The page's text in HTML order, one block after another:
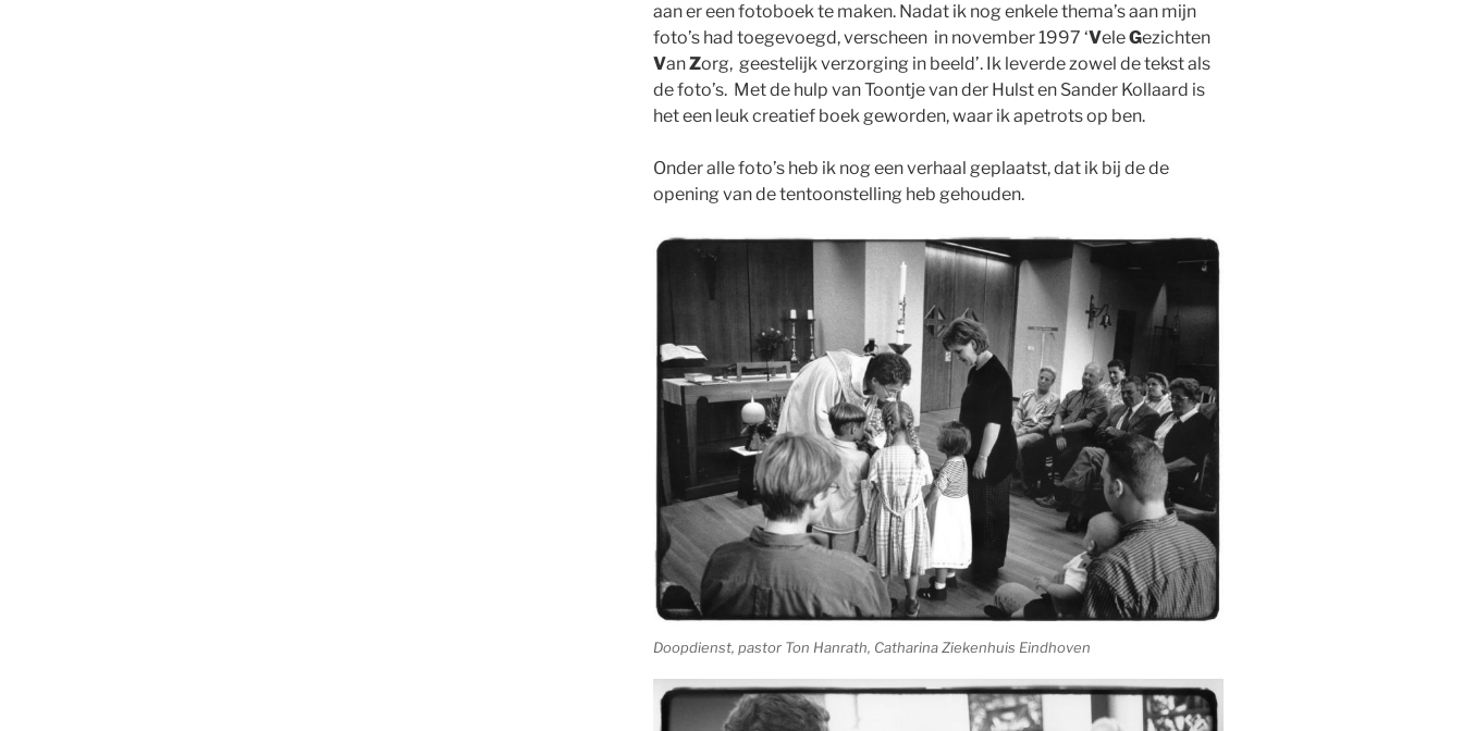
aan er een fotoboek te maken. Nadat ik nog enkele thema’s aan mijn
foto’s had toegevoegd, verscheen in november 1997 ‘VeleGezichten
VanZorg, geestelijk verzorging in beeld’. Ik leverde zowel de tekst als
de foto’s. Met de hulp van Toontje van der Hulst en Sander Kollaard is
het een leuk creatief boek geworden, waar ik apetrots op ben.
Onder alle foto’s heb ik nog een verhaal geplaatst, dat ik bij de de
opening van de tentoonstelling heb gehouden.
Doopdienst, pastor Ton Hanrath, Catharina Ziekenhuis Eindhoven